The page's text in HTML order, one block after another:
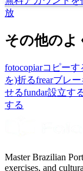
放
その他のよ
fotocopiarコピーす
を)折るfrearブレー
せるfundar設立す
する
Master Brazilian
exercises, and